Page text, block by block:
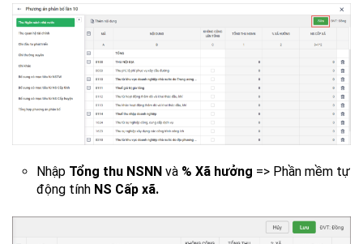
Nhập Tổng thu NSNN và % Xã hưởng => Phần mềm tự
động tính NS Cấp xã.